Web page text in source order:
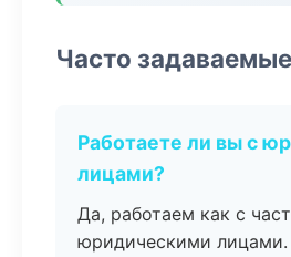
Часто
Работаете ли вы с
лицами?
Да, работаем как с
юридическими